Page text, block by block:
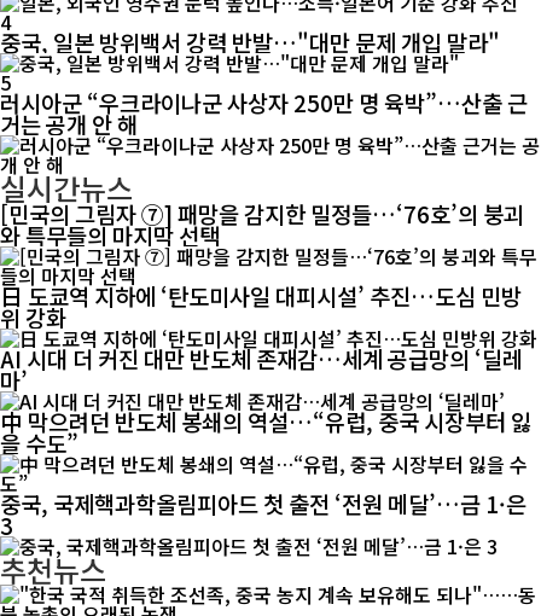
4
중국, 일본 방위백서 강력 반발…"대만 문제 개입 말라"
5
러시아군 “우크라이나군 사상자 250만 명 육박”…산출 근
거는 공개 안 해
실시간뉴스
[민국의 그림자 ⑦] 패망을 감지한 밀정들…‘76호’의 붕괴
와 특무들의 마지막 선택
日 도쿄역 지하에 ‘탄도미사일 대피시설’ 추진…도심 민방
위 강화
AI 시대 더 커진 대만 반도체 존재감…세계 공급망의 ‘딜레
마’
中 막으려던 반도체 봉쇄의 역설…“유럽, 중국 시장부터 잃
을 수도”
중국, 국제핵과학올림피아드 첫 출전 ‘전원 메달’…금 1·은
3
추천뉴스